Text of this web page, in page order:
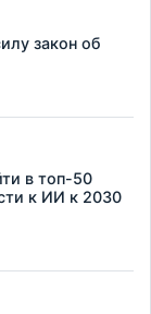
закон об
в топ-50
к ИИ к 2030